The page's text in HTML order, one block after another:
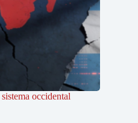
occidental